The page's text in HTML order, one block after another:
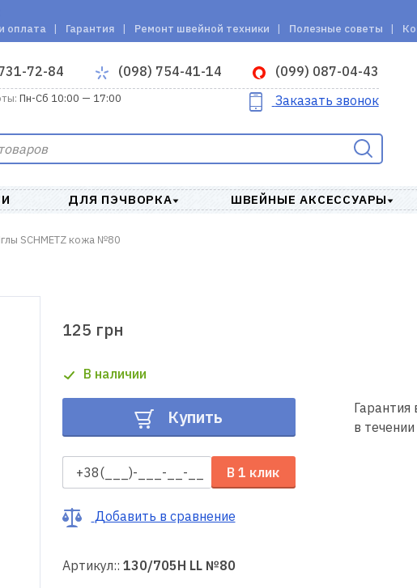
оплата Гарантия Ремонт швейной техники Полезные советы
72-84 (098) 754-41-14 (099) 087-04-43
Пн-Сб 10:00 — 17:00 Заказать звонок
ДЛЯ ПЭЧВОРКА ШВЕЙНЫЕ АКСЕССУАРЫ
SCHMETZ кожа №80
125 грн
В наличии
Купить
В 1 клик
Гарантия
в
Добавить в сравнение
Артикул:: 130/705H LL №80